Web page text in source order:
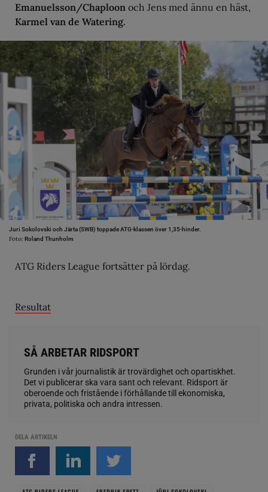
Emanuelsson/Chaploon och Jens med ännu en häst,
Karmel van de Watering.
Juri Sokolovski och Järta (SWB) toppade ATG-klassen över 1,35-hinder.
Foto: Roland Thunholm
ATG Riders League fortsätter på lördag.
Resultat
SÅ ARBETAR RIDSPORT
Grunden i vår journalistik är trovärdighet och opartiskhet.
Det vi publicerar ska vara sant och relevant. Ridsport är
oberoende och fristående i förhållande till ekonomiska,
privata, politiska och andra intressen.
DELA ARTIKELN